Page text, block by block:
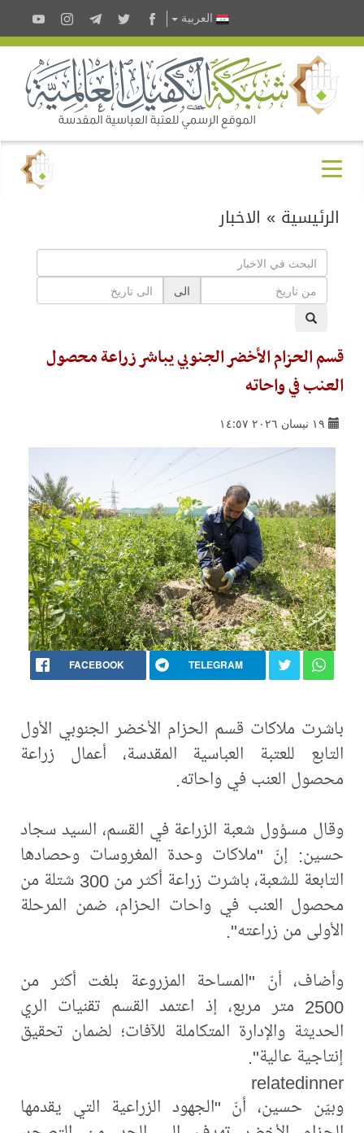
العربية
الرئيسية » الاخبار
الى
قسم الحزام الأخضر الجنوبي يباشر زراعة محصول
العنب في واحاته
١٩ نيسان ٢٠٢٦ ١٤:٥٧
FACEBOOK TELEGRAM
‏‏باشرت ملاكات قسم الحزام الأخضر الجنوبي الأول
التابع للعتبة العباسية المقدسة، أعمال زراعة
محصول العنب في واحاته.
وقال مسؤول شعبة الزراعة في القسم، السيد سجاد
حسين: إنّ "ملاكات وحدة المغروسات وحصادها
التابعة للشعبة، باشرت زراعة أكثر من 300 شتلة من
محصول العنب في واحات الحزام، ضمن المرحلة
الأولى من زراعته".
وأضاف، أنّ "المساحة المزروعة بلغت أكثر من
2500 متر مربع، إذ اعتمد القسم تقنيات الري
الحديثة والإدارة المتكاملة للآفات؛ لضمان تحقيق
إنتاجية عالية".
relatedinner
‏وبيّن حسين، أنّ "الجهود الزراعية التي يقدمها